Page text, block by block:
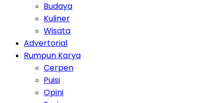
Budaya
Kuliner
Wisata
Advertorial
Rumpun Karya
Cerpen
Puisi
Opini